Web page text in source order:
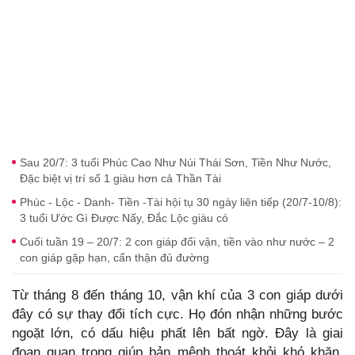
Sau 20/7: 3 tuổi Phúc Cao Như Núi Thái Sơn, Tiền Như Nước,
Đặc biệt vị trí số 1 giàu hơn cả Thần Tài
Phúc - Lộc - Danh- Tiền -Tài hội tụ 30 ngày liên tiếp (20/7-10/8):
3 tuổi Ước Gì Được Nấy, Đắc Lộc giàu có
Cuối tuần 19 – 20/7: 2 con giáp đổi vận, tiền vào như nước – 2
con giáp gặp hạn, cẩn thận đủ đường
Từ tháng 8 đến tháng 10, vận khí của 3 con giáp dưới
đây có sự thay đổi tích cực. Họ đón nhận những bước
ngoặt lớn, có dấu hiệu phất lên bất ngờ. Đây là giai